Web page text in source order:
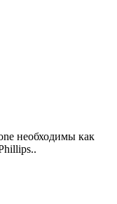
необходимы как